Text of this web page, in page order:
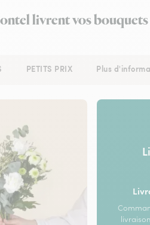
livrent vos
PETITS PRIX Plus